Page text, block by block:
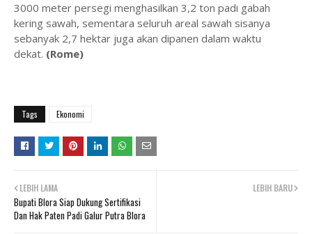
3000 meter persegi menghasilkan 3,2 ton padi gabah
kering sawah, sementara seluruh areal sawah sisanya
sebanyak 2,7 hektar juga akan dipanen dalam waktu
dekat. (Rome)
Tags Ekonomi
LEBIH BARU
LEBIH LAMA
Bupati Blora Siap Dukung Sertifikasi
Dan Hak Paten Padi Galur Putra Blora